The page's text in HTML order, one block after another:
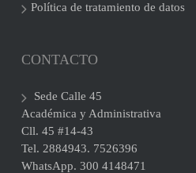
Política de tratamiento de datos
CONTACTO
Sede Calle 45
Académica y Administrativa
Cll. 45 #14-43
Tel. 2884943. 7526396
WhatsApp. 300 4148471